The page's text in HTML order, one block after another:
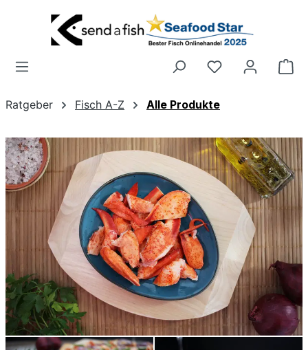
Zum Hauptinhalt springen
Ratgeber Fisch A-Z Alle Produkte